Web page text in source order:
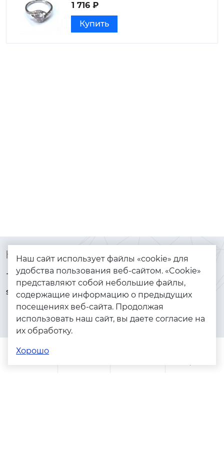
1 716 ₽
Купить
Контакты
+7 (925) 144-64-73
serebryanyye.grani@mail.ru
Каталог
Браслеты
Золото
Серебро
Помощь
Наш сайт использует файлы «cookie» для
удобства пользования веб-сайтом. «Cookie»
представляют собой небольшие файлы,
содержащие информацию о предыдущих
посещениях веб-сайта. Продолжая
использовать наш сайт, вы даете согласие на
их обработку.
Хорошо